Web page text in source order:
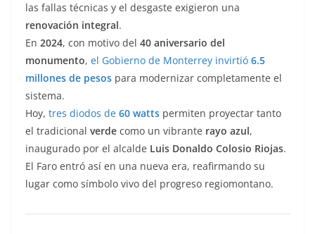
las fallas técnicas y el desgaste exigieron una
renovación integral.
En 2024, con motivo del 40 aniversario del
monumento, el Gobierno de Monterrey invirtió 6.5
millones de pesos para modernizar completamente el
sistema.
Hoy, tres diodos de 60 watts permiten proyectar tanto
el tradicional verde como un vibrante rayo azul,
inaugurado por el alcalde Luis Donaldo Colosio Riojas.
El Faro entró así en una nueva era, reafirmando su
lugar como símbolo vivo del progreso regiomontano.